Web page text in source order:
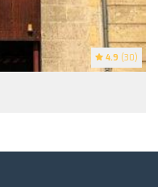
4.9 (30)